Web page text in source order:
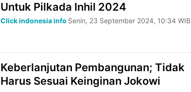
Untuk Pilkada Inhil 2024
Click indonesia info Senin, 23 September 2024, 10:34 WIB
Keberlanjutan Pembangunan; Tidak
Harus Sesuai Keinginan Jokowi